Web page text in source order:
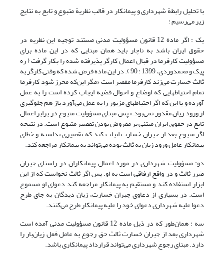
با تحلیل رابطة شهرداری و پیمانکار در قالب نظریة متبوع و تابع به نتایج
زیر می‌رسیم :
یک : اگر مادة 12 قانون مسؤولیت مدنی مستند توجیه این نظریه در
حقوق ایران باشد به ناچار باید همان مبنایی که در این ماده برای
مسؤولیت کارفرما در قبال اعمال کارگر پذیرفته شده را بکار گرفت ( ره
پیک و محمدوردی، 1399 : 90 ). در این ماده فرض شده که وقتی کارگر به
ثالث خسارت می‌زند کارفرما مقصر است «مگر این‌که محرز شود کارفرما
تمام احتیاطهایی که اوضاع و احوال قضیه ایجاب کرده است را به عمل
آورده و یا این که اگر احتیاطهای مزبور را به عمل می‌آورد باز هم جلوگیری
از ورود زیان مقدور نمی‌بود.» پس مبنای مسؤولیت متبوع در برابر اعمال
تابع در حقوق ایران مبتنی بر مفروض بودن تقصیر متبوع است. در نتیجه
اگر متبوع بعد از جبران خسارت اثبات کند که تقصیری نداشته و خطای
پیمانکار عامل ورود زیان به ثالث بوده می‌تواند به پیمانکار مراجعه کند.
دو: مسؤولیت شهرداری در مورد اعمال پیمانکاران در راستای جبران
ضرر ثالث و در واقع ارفاقی است به او. پس اگر ثالث نخواست که از این
ابزار استفاده کند و مستقیم به پیمانکار مراجعه کند دعوای او مسموع
است. در بسیاری از دعاوی جبران خسارت، زیان دیدگان به جای طرح
دعوا علیه شهرداری دعوای خود را علیه پیمانکار طرح می‌کنند.
سه : همان‌طور که در ذیل ماده 12 قانون مسؤولیت مدنی آمده است
شهرداری بعد از جبران خسارت ثالث حق رجوع به عامل فعل زیان‌بار را
دارد. مبنای رجوع شهرداری می‌تواند قرارداد پیمانکاری باشد.